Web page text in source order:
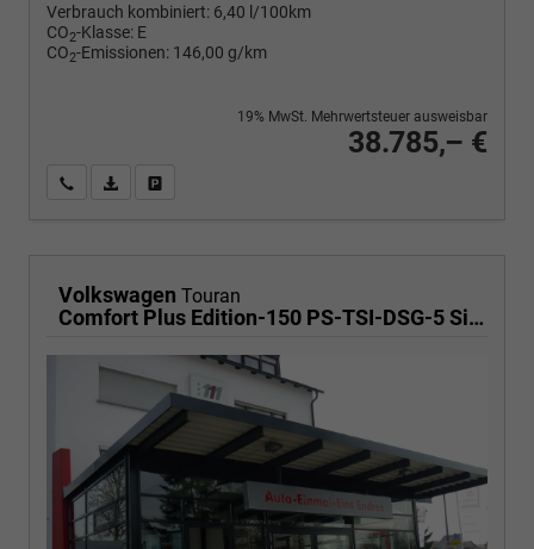
Verbrauch kombiniert: 6,40 l/100km
CO2-Klasse: E
CO2-Emissionen: 146,00 g/km
38.785,– €
19% MwSt. Mehrwertsteuer ausweisbar
Wir rufen Sie anPDF-Fahrzeugexposé drucken
Volkswagen Touran
Comfort Plus Edition-150 PS-TSI-DSG-5 Sitzer-AHK-NAVI-WINTER-LED-KLIMA 3 ZONEN-ALU17"-ACC-PDC2x-KAMERA-sofort